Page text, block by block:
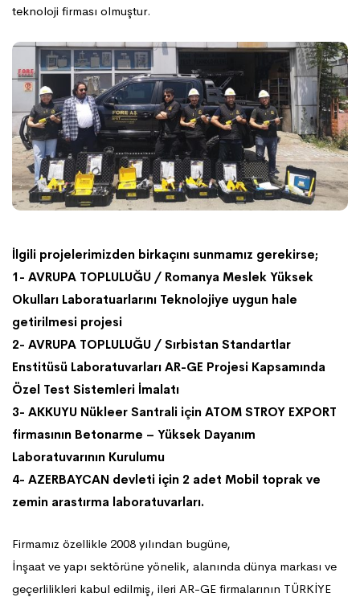
teknoloji firması olmuştur.
İlgili projelerimizden birkaçını sunmamız gerekirse;
1- AVRUPA TOPLULUĞU / Romanya Meslek Yüksek
Okulları Laboratuarlarını Teknolojiye uygun hale
getirilmesi projesi
2- AVRUPA TOPLULUĞU / Sırbistan Standartlar
Enstitüsü Laboratuvarları AR-GE Projesi Kapsamında
Özel Test Sistemleri İmalatı
3- AKKUYU Nükleer Santrali için ATOM STROY EXPORT
firmasının Betonarme – Yüksek Dayanım
Laboratuvarının Kurulumu
4- AZERBAYCAN devleti için 2 adet Mobil toprak ve
zemin arastırma laboratuvarları.
Firmamız özellikle 2008 yılından bugüne,
İnşaat ve yapı sektörüne yönelik, alanında dünya markası ve
geçerlilikleri kabul edilmiş, ileri AR-GE firmalarının TÜRKİYE